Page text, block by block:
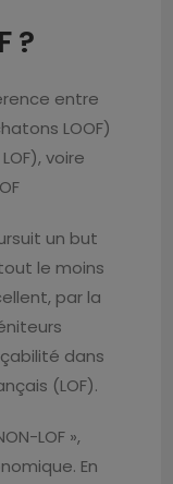
?
entre
LOOF)
voire
un but
le moins
par la
dans
(LOF).
LOF »,
En